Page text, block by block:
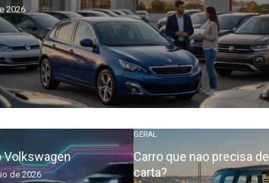
2026
Volkswagen
de 2026
GERAL
Carro que nao precisa de
carta?